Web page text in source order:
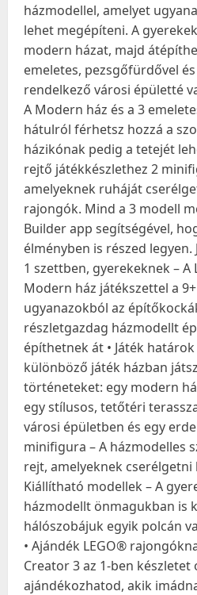
házmodellel, amelyet
lehet megépíteni. A
modern házat, majd
emeletes, pezsgőfürdővel
rendelkező városi épületté
A Modern ház és a 3
hátulról férhetsz hozzá a
házikónak pedig a tetejét
rejtő játékkészlethez 2
amelyeknek ruháját
rajongók. Mind a 3 modell
Builder app segítségével,
élményben is részed legyen.
1 szettben, gyerekeknek – A
Modern ház játékszettel a
ugyanazokból az
részletgazdag házmodellt
építhetnek át • Játék
különböző játék házban
történeteket: egy modern
egy stílusos, tetőtéri
városi épületben és egy
minifigura – A házmodelles
rejt, amelyeknek cserélgetni
Kiállítható modellek – A
házmodellt önmagukban is
hálószobájuk egyik polcán
• Ajándék LEGO®
Creator 3 az 1-ben
ajándékozhatod, akik